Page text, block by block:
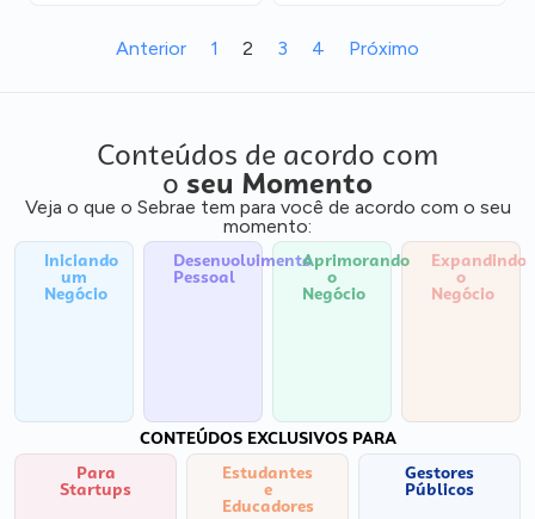
Anterior 1 2 3 4 Próximo
Conteúdos de acordo com
o seu Momento
Veja o que o Sebrae tem para você de acordo com o seu
momento:
Iniciando
um
Negócio
Desenvolvimento
Pessoal
Aprimorando
o
Negócio
Expandindo
o
Negócio
CONTEÚDOS EXCLUSIVOS PARA
Para
Startups
Estudantes
e
Educadores
Gestores
Públicos